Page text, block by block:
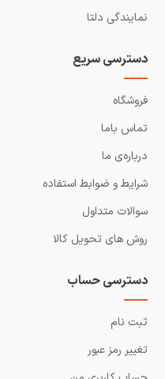
نمایندگی دلتا
دسترسی سریع
فروشگاه
تماس باما
درباره‌ی ما
شرایط و ضوابط استفاده
سوالات متداول
روش های تحویل کالا
دسترسی حساب
ثبت نام
تغییر رمز عبور